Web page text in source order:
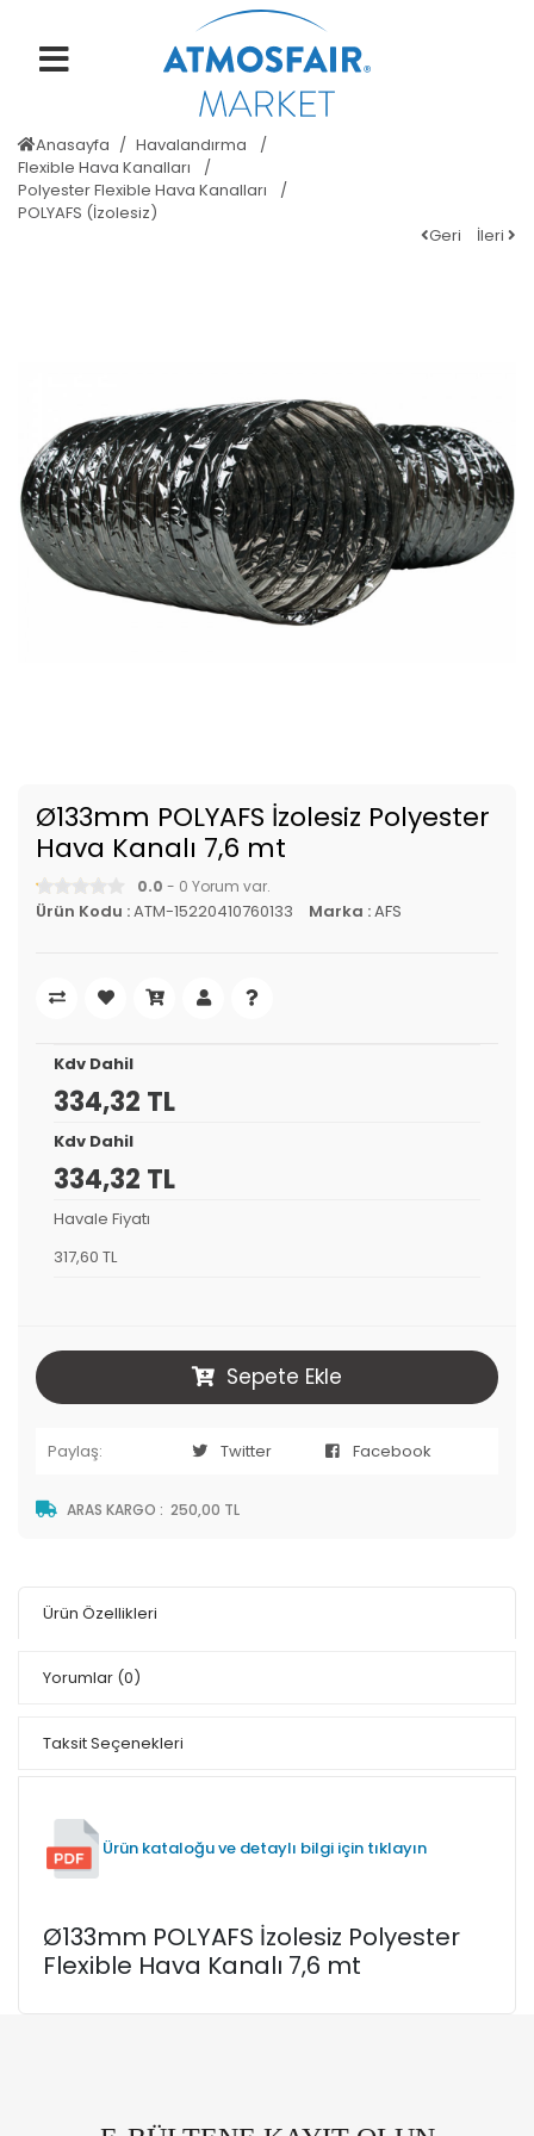
Anasayfa
Havalandırma
Flexible Hava Kanalları
Polyester Flexible Hava Kanalları
POLYAFS (İzolesiz)
Geri
İleri
Ø133mm POLYAFS İzolesiz Polyester
Hava Kanalı 7,6 mt
0.0 - 0 Yorum var.
Ürün Kodu :ATM-15220410760133 Marka :AFS
Kdv Dahil
334,32 TL
Kdv Dahil
334,32 TL
Havale Fiyatı
317,60 TL
Sepete Ekle
Paylaş: Twitter Facebook
ARAS KARGO : 250,00 TL
Ürün Özellikleri
Yorumlar (0)
Taksit Seçenekleri
Ürün kataloğu ve detaylı bilgi için tıklayın
Ø133mm POLYAFS İzolesiz Polyester
Flexible Hava Kanalı 7,6 mt